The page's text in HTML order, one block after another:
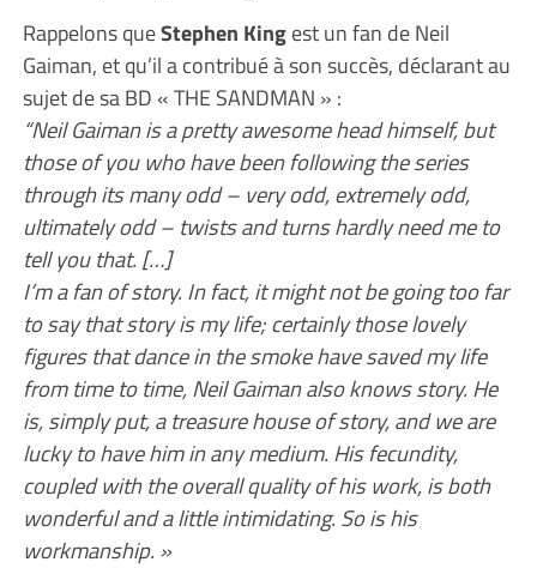
Rappelons queStephen Kingest un fan de Neil
Gaiman, et qu’il a contribué à son succès, déclarant au
sujet de sa BD « THE SANDMAN » :
“Neil Gaiman is a pretty awesome head himself, but
those of you who have been following the series
through its many odd – very odd, extremely odd,
ultimately odd – twists and turns hardly need me to
tell you that. […]
I’m a fan of story. In fact, it might not be going too far
to say that story is my life; certainly those lovely
figures that dance in the smoke have saved my life
from time to time, Neil Gaiman also knows story. He
is, simply put, a treasure house of story, and we are
lucky to have him in any medium. His fecundity,
coupled with the overall quality of his work, is both
wonderful and a little intimidating. So is his
workmanship. »